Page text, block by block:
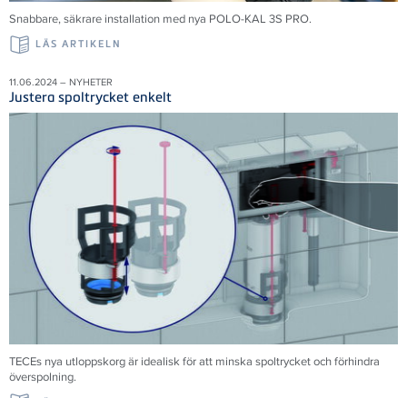
Snabbare, säkrare installation med nya POLO-KAL 3S PRO.
LÄS ARTIKELN
11.06.2024 – NYHETER
Justera spoltrycket enkelt
TECEs nya utloppskorg är idealisk för att minska spoltrycket och förhindra
överspolning.